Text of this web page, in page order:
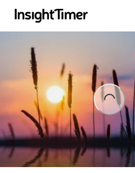
Loading...